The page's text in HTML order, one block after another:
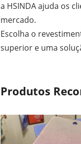
a HSINDA ajuda os
mercado.
Escolha o
superior e uma
Produtos